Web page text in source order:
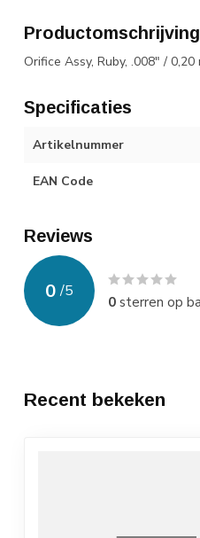
Productomschrijving
Orifice Assy, Ruby, .008" / 0,20
Specificaties
Artikelnummer
EAN Code
Reviews
0 /5
0sterren op
Recent bekeken